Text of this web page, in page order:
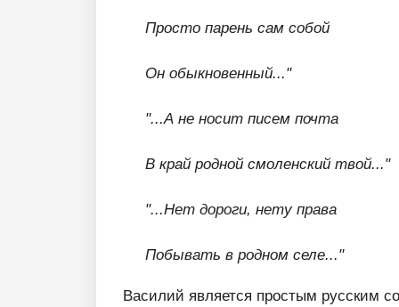
Просто парень сам собой
Он обыкновенный..."
"...А не носит писем почта
В край родной смоленский твой..."
"...Нет дороги, нету права
Побывать в родном селе..."
Василий является простым русским